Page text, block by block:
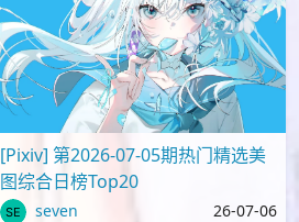
[Pixiv] 第2026-07-05期热门精选美
图综合日榜Top20
seven 26-07-06